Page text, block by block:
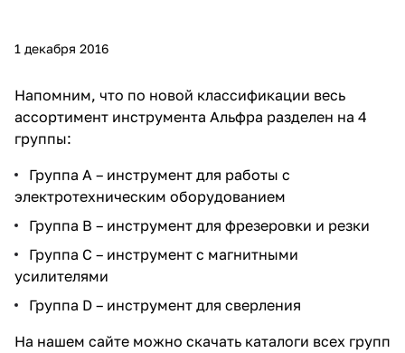
1 декабря 2016
Напомним, что по новой классификации весь
ассортимент инструмента Альфра разделен на 4
группы:
Группа A – инструмент для работы с
электротехническим оборудованием
Группа B – инструмент для фрезеровки и резки
Группа C – инструмент с магнитными
усилителями
Группа D – инструмент для сверления
На нашем сайте можно скачать каталоги всех групп